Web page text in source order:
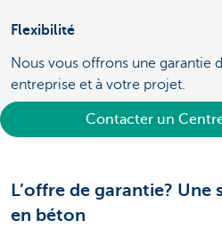
Flexibilité
Nous vous offrons une garantie
entreprise et à votre projet.
Contacter un
L’offre de garantie?
en béton